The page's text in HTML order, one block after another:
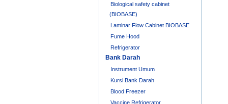
Biological safety cabinet
(BIOBASE)
Laminar Flow Cabinet BIOBASE
Fume Hood
Refrigerator
Bank Darah
Instrument Umum
Kursi Bank Darah
Blood Freezer
Vaccine Refrigerator